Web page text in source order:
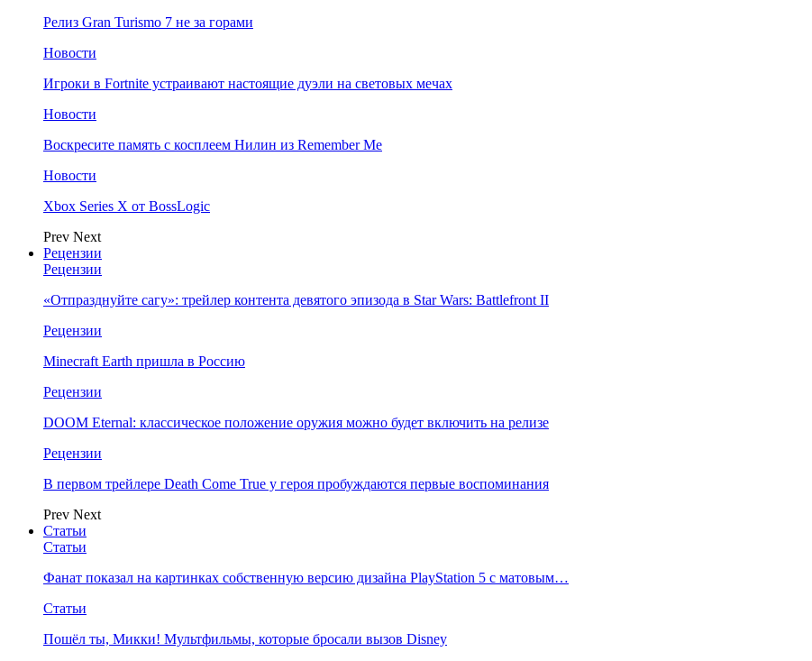
Релиз Gran Turismo 7 не за горами
Новости
Игроки в Fortnite устраивают настоящие дуэли на световых мечах
Новости
Воскресите память с косплеем Нилин из Remember Me
Новости
Xbox Series X от BossLogic
Prev Next
Рецензии
Рецензии
«Отпразднуйте сагу»: трейлер контента девятого эпизода в Star Wars: Battlefront II
Рецензии
Minecraft Earth пришла в Россию
Рецензии
DOOM Eternal: классическое положение оружия можно будет включить на релизе
Рецензии
В первом трейлере Death Come True у героя пробуждаются первые воспоминания
Prev Next
Статьи
Статьи
Фанат показал на картинках собственную версию дизайна PlayStation 5 с матовым…
Статьи
Пошёл ты, Микки! Мультфильмы, которые бросали вызов Disney